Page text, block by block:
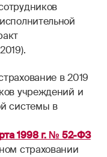
в 2019
учреждений и
системы в
1998 г. № 52-ФЗ
страховании